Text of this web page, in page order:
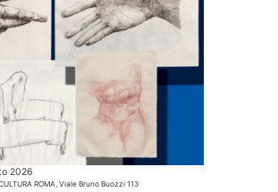
2026
ROMA, Viale Bruno Buozzi 113